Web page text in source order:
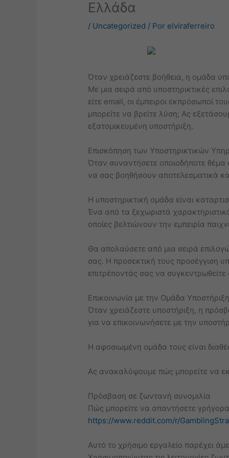
Ελλάδα
/ Uncategorized / Por elviraferreiro
Όταν χρειάζεστε βοήθεια, η ομάδα
Με μια σειρά από υποστηρικτικές
είτε email, οι έμπειροι εκπρόσωποί
μπορείτε να βρείτε λύση; Ας
εξατομικευμένη υποστήριξη.
Επισκόπηση των Υποστηρικτικών
Όταν συναντήσετε οποιοδήποτε θέμα
να σας βοηθήσουν αποτελεσματικά
Η υποστηρικτική ομάδα είναι
Ένα από τα ξεχωριστά
οποίες βελτιώνουν την εμπειρία
Θα απολαύσετε από μια σειρά
σας. Η προσεκτική τους προσέγγιση
επιτρέποντάς σας να
Επικοινωνία με την Ομάδα
Όταν χρειάζεστε υποστήριξη, η
για να επικοινωνήσετε με την
Η αφοσιωμένη ομάδα τους είναι
Ας ανακαλύψουμε πώς μπορείτε να
Πρόσβαση σε ζωντανή συνομιλία
Πώς μπορείτε να απαντήσετε
https://www.reddit.com/r/
Αυτό το χρήσιμο εργαλείο παρέχει